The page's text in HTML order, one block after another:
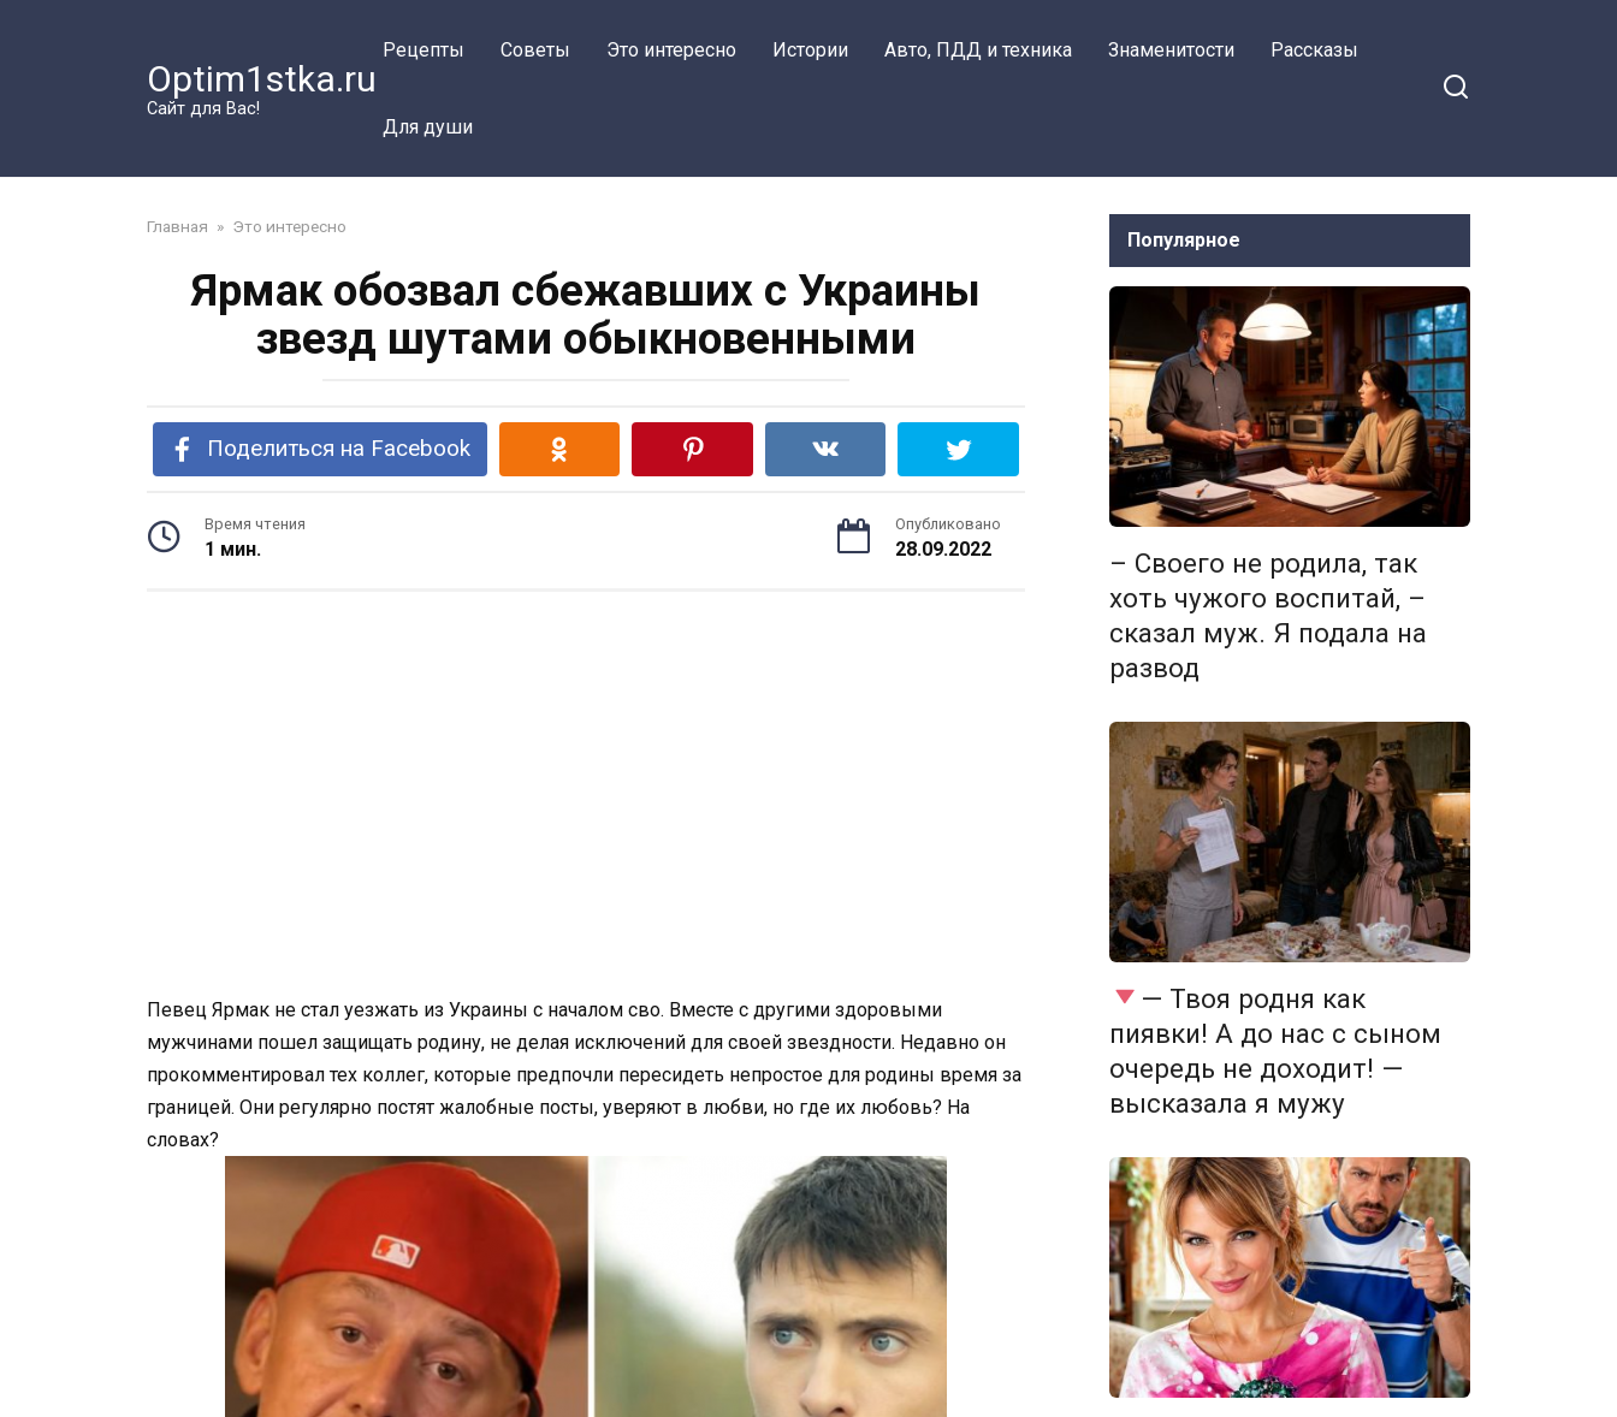
Optim1stka.ru
Сайт для Вас!
Рецепты Советы Это интересно Истории Авто, ПДД и техника Знаменитости Рассказы
Для души
Главная » Это интересно
Ярмак обозвал сбежавших с Украины
звезд шутами обыкновенными
Поделиться на Facebook
Время чтения
1 мин.
Опубликовано
28.09.2022
Певец Ярмак не стал уезжать из Украины с началом сво. Вместе с другими здоровыми
мужчинами пошел защищать родину, не делая исключений для своей звездности. Недавно он
прокомментировал тех коллег, которые предпочли пересидеть непростое для родины время за
границей. Они регулярно постят жалобные посты, уверяют в любви, но где их любовь? На
словах?
Популярное
– Своего не родила, так
хоть чужого воспитай, –
сказал муж. Я подала на
развод
— Твоя родня как
пиявки! А до нас с сыном
очередь не доходит! —
высказала я мужу